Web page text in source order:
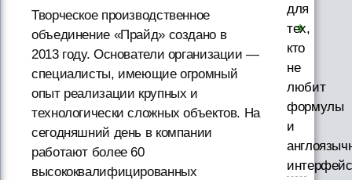
Творческое производственное
объединение «Прайд» создано в
2013 году. Основатели организации —
специалисты, имеющие огромный
опыт реализации крупных и
технологически сложных объектов. На
сегодняшний день в компании
работают более 60
высококвалифицированных
для
тех,
кто
не
любит
формулы
и